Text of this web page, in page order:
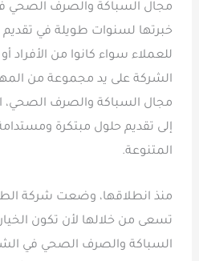
مجال السباكة والصرف الصحي
خبرتها لسنوات طويلة في تقديم
للعملاء سواء كانوا من
الشركة على يد مجموعة من
مجال السباكة والصرف الصحي،
إلى تقديم حلول مبتكرة
المتنوعة.
منذ انطلاقها، وضعت شركة
تسعى من خلالها لأن تكون
السباكة والصرف الصحي في